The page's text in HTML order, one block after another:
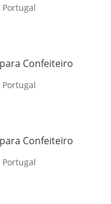
Confeiteiro
Confeiteiro